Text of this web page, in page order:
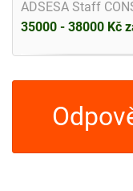
ADSESA Staff
35000 - 38000 Kč